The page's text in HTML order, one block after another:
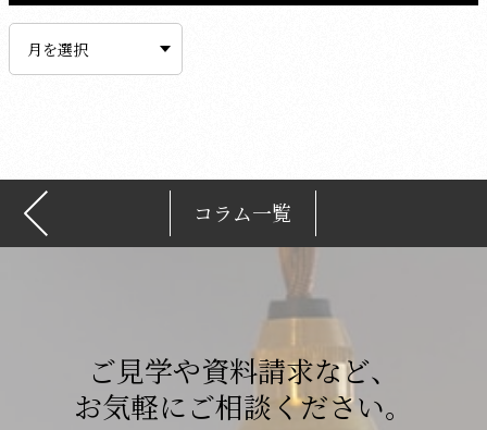
イ
コラム一覧
ご見学や資料請求など、
お気軽にご相談ください。